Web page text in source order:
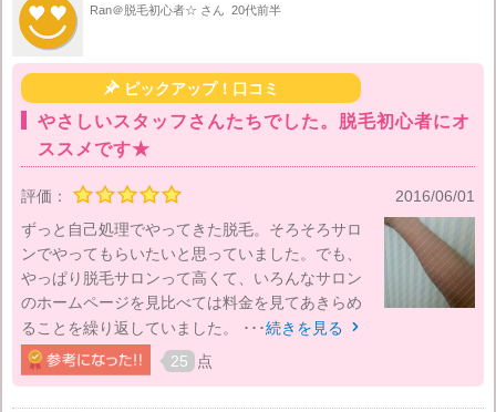
Ran＠脱毛初心者☆ さん 20代前半
ピックアップ！口コミ
やさしいスタッフさんたちでした。脱毛初心者にオ
ススメです★
評価：
2016/06/01
ずっと自己処理でやってきた脱毛。そろそろサロ
ンでやってもらいたいと思っていました。でも、
やっぱり脱毛サロンって高くて、いろんなサロン
のホームページを見比べては料金を見てあきらめ
ることを繰り返していました。 ･･･続きを見る 
25 点